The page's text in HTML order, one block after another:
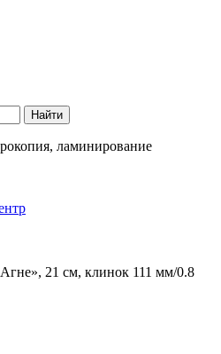
Найти
ламинирование
21 см, клинок 111 мм/0.8